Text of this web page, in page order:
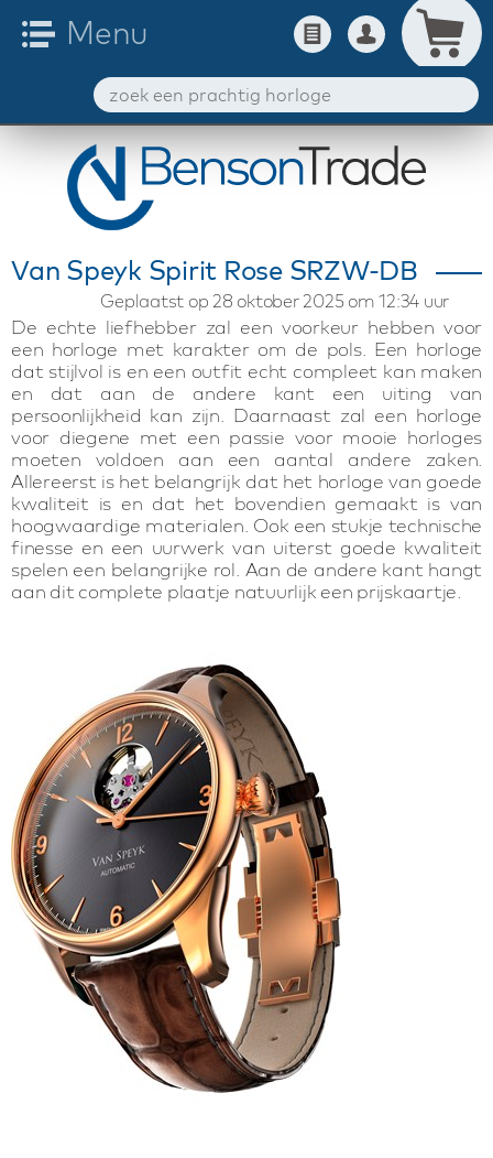
Van Speyk Spirit Rose SRZW-DB
Geplaatst op 28 oktober 2025 om 12:34 uur
De echte liefhebber zal een voorkeur hebben voor
een horloge met karakter om de pols. Een horloge
dat stijlvol is en een outfit echt compleet kan maken
en dat aan de andere kant een uiting van
persoonlijkheid kan zijn. Daarnaast zal een horloge
voor diegene met een passie voor mooie horloges
moeten voldoen aan een aantal andere zaken.
Allereerst is het belangrijk dat het horloge van goede
kwaliteit is en dat het bovendien gemaakt is van
hoogwaardige materialen. Ook een stukje technische
finesse en een uurwerk van uiterst goede kwaliteit
spelen een belangrijke rol. Aan de andere kant hangt
aan dit complete plaatje natuurlijk een prijskaartje.